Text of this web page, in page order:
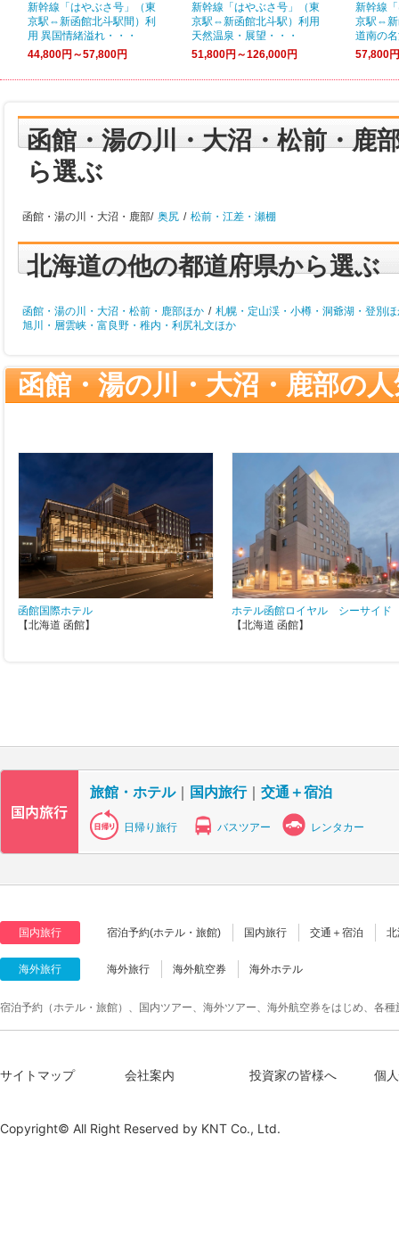
新幹線「はやぶさ号」（東
京駅⇔新函館北斗駅間）利
用 異国情緒溢れ・・・
44,800円～57,800円
新幹線「はやぶさ号」（東
京駅⇔新函館北斗駅）利用
天然温泉・展望・・・
51,800円～126,000円
新幹線
京駅⇔新
道南の
57,800
函館・湯の川・大沼・松前・鹿
ら選ぶ
函館・湯の川・大沼・鹿部/ 奥尻 / 松前・江差・瀬棚
北海道の他の都道府県から選ぶ
函館・湯の川・大沼・松前・鹿部ほか / 札幌・定山渓・小樽・洞爺湖・登別
旭川・層雲峡・富良野・稚内・利尻礼文ほか
函館・湯の川・大沼・鹿部の
函館国際ホテル
【北海道 函館】
ホテル函館ロイヤル シーサイド
【北海道 函館】
旅館・ホテル｜ 国内旅行｜ 交通＋宿泊
日帰り旅行 バスツアー レンタカー
国内旅行 宿泊予約(ホテル・旅館) 国内旅行 交通＋宿泊
海外旅行 海外旅行 海外航空券 海外ホテル
宿泊予約（ホテル・旅館）、国内ツアー、海外ツアー、海外航空券をはじめ、各
サイトマップ 会社案内 投資家の皆様へ 個
Copyright© All Right Reserved by KNT Co., Ltd.